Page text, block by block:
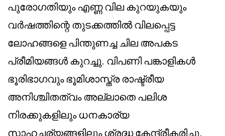
പുരോഗതിയും എണ്ണ വില കുറയുകയും
വർഷത്തിന്റെ തുടക്കത്തിൽ വിലപ്പെട്ട
ലോഹങ്ങളെ പിന്തുണച്ച ചില അപകട
പ്രീമിയങ്ങൾ കുറച്ചു. വിപണി പങ്കാളികൾ
ഭൂരിഭാഗവും ഭൂമിശാസ്ത്ര രാഷ്ട്രീയ
അനിശ്ചിതത്വം അല്ലാതെ പലിശ
നിരക്കുകളിലും ധനകാര്യ
സാഹചര്യങ്ങളിലും ശ്രദ്ധ കേന്ദ്രീകരിച്ചു.